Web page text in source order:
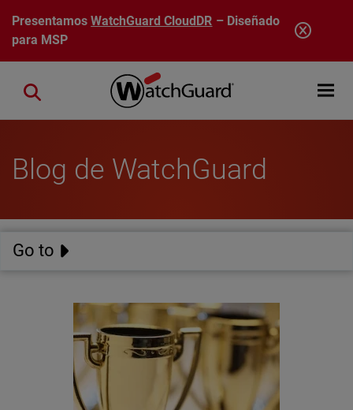
Pasar al contenido principal
PresentamosWatchGuard CloudDR – Diseñado
para MSP
Open
Close search
Blog de WatchGuard
Go to